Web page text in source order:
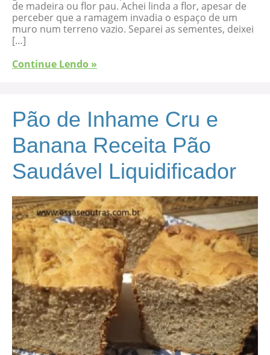
de madeira ou flor pau. Achei linda a flor, apesar de
perceber que a ramagem invadia o espaço de um
muro num terreno vazio. Separei as sementes, deixei
[…]
Continue Lendo »
Pão de Inhame Cru e
Banana Receita Pão
Saudável Liquidificador